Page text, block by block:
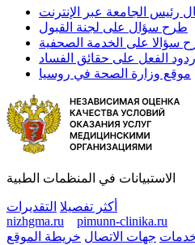
رئيس الجامعة عبر الإنترنت
طرح سؤال على لجنة القبول
سؤالا على الخدمة الصحفية
ردود الفعل على حقائق الفساد
موقع وزارة الصحة في روسيا
الاستبيانات في المنظمات الطبية
أكثر تفصيلا التقديرات
nizhgma.ru
pimunn-clinika.ru
جهات الاتصال خريطة الموقع